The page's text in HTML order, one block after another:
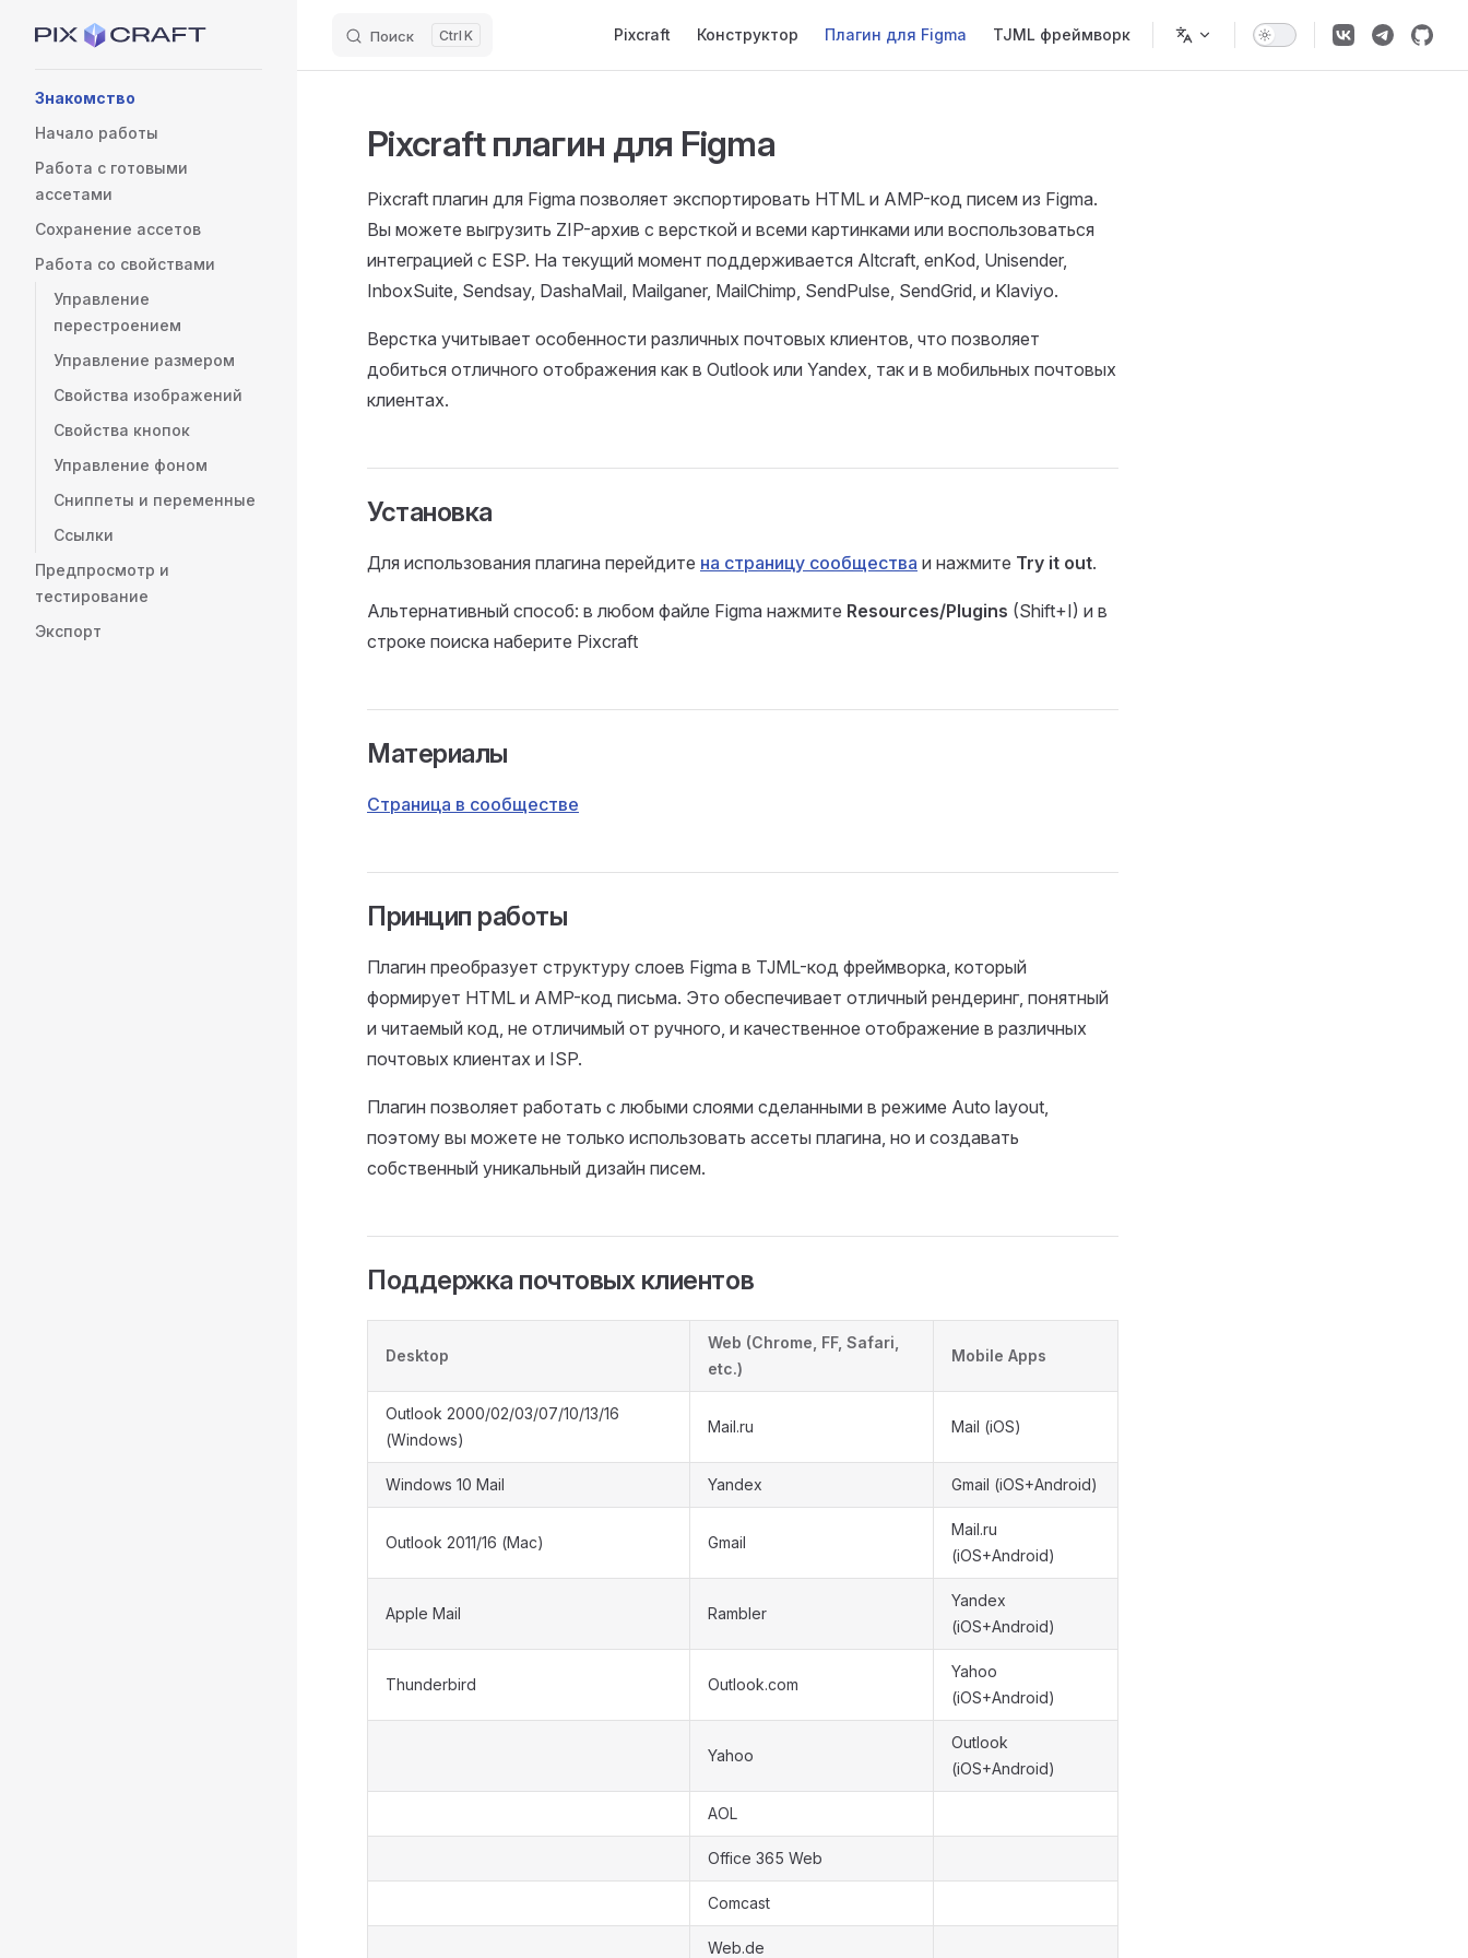
Skip to content Поиск K Pixcraft Конструктор Плагин для Figma TJML фреймворк
Знакомство
Начало работы
Работа с готовыми
ассетами
Сохранение ассетов
Работа со свойствами
Управление
перестроением
Управление размером
Свойства изображений
Свойства кнопок
Управление фоном
Сниппеты и переменные
Ссылки
Предпросмотр и
тестирование
Экспорт
Pixcraft плагин для Figma
Pixcraft плагин для Figma позволяет экспортировать HTML и AMP-код писем из Figma.
Вы можете выгрузить ZIP-архив с версткой и всеми картинками или воспользоваться
интеграцией с ESP. На текущий момент поддерживается Altcraft, enKod, Unisender,
InboxSuite, Sendsay, DashaMail, Mailganer, MailChimp, SendPulse, SendGrid, и Klaviyo.
Верстка учитывает особенности различных почтовых клиентов, что позволяет
добиться отличного отображения как в Outlook или Yandex, так и в мобильных почтовых
клиентах.
Установка
Для использования плагина перейдите на страницу сообщества и нажмите Try it out.
Альтернативный способ: в любом файле Figma нажмите Resources/Plugins (Shift+I) и в
строке поиска наберите Pixcraft
Материалы
Страница в сообществе
Принцип работы
Плагин преобразует структуру слоев Figma в TJML-код фреймворка, который
формирует HTML и AMP-код письма. Это обеспечивает отличный рендеринг, понятный
и читаемый код, не отличимый от ручного, и качественное отображение в различных
почтовых клиентах и ISP.
Плагин позволяет работать с любыми слоями сделанными в режиме Auto layout,
поэтому вы можете не только использовать ассеты плагина, но и создавать
собственный уникальный дизайн писем.
Поддержка почтовых клиентов
Desktop
Web (Chrome, FF, Safari,
etc.)
Mobile Apps
Outlook 2000/02/03/07/10/13/16
(Windows)
Mail.ru Mail (iOS)
Windows 10 Mail Yandex Gmail (iOS+Android)
Outlook 2011/16 (Mac) Gmail
Mail.ru
(iOS+Android)
Apple Mail Rambler
Yandex
(iOS+Android)
Thunderbird Outlook.com
Yahoo
(iOS+Android)
Yahoo
Outlook
(iOS+Android)
AOL
Office 365 Web
Comcast
Web.de